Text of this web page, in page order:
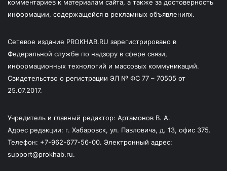
комментариев к материалам сайта, а также за достоверность
информации, содержащейся в рекламных объявлениях.
Сетевое издание PROKHAB.RU зарегистрировано в
Федеральной службе по надзору в сфере связи,
информационных технологий и массовых коммуникаций.
Свидетельство о регистрации ЭЛ № ФС 77 – 70505 от
25.07.2017.
Учредитель и главный редактор: Артамонов В. А.
Адрес редакции: г. Хабаровск, ул. Павловича, д. 13, офис 375.
Телефон: +7-962-677-56-00. Электронный адрес:
support@prokhab.ru.